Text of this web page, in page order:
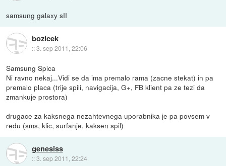
samsung galaxy sII
bozicek
::3. sep 2011, 22:06
Samsung Spica
Ni ravno nekaj...Vidi se da ima premalo rama (zacne stekat) in pa
premalo placa (trije spili, navigacija, G+, FB klient pa ze tezi da
zmankuje prostora)
drugace za kaksnega nezahtevnega uporabnika je pa povsem v
redu (sms, klic, surfanje, kaksen spil)
genesiss
::3. sep 2011, 22:24